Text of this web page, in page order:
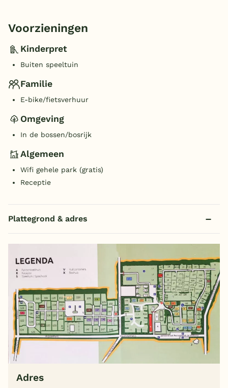
Voorzieningen
Kinderpret
Buiten speeltuin
Familie
E-bike/fietsverhuur
Omgeving
In de bossen/bosrijk
Algemeen
Wifi gehele park (gratis)
Receptie
Plattegrond & adres
Adres